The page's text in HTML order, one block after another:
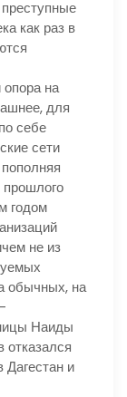
как раз в
на
для
себе
сети
годом
не из
обычных, на
Наиды
Дагестан и